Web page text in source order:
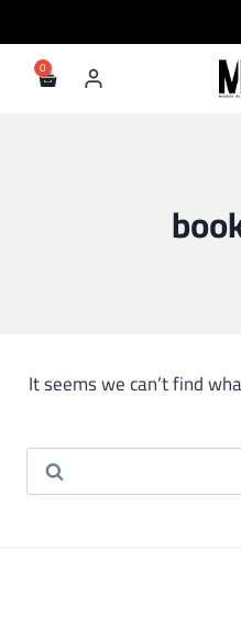
It seems we can’t find